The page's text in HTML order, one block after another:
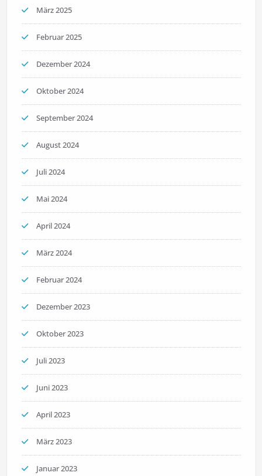
März 2025
Februar 2025
Dezember 2024
Oktober 2024
September 2024
August 2024
Juli 2024
Mai 2024
April 2024
März 2024
Februar 2024
Dezember 2023
Oktober 2023
Juli 2023
Juni 2023
April 2023
März 2023
Januar 2023